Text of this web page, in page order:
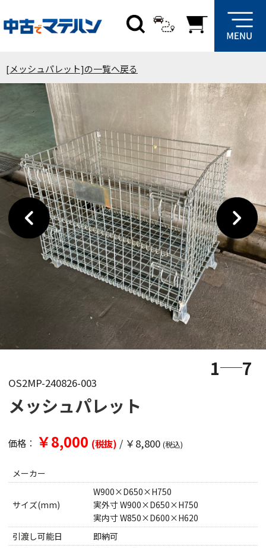
[メッシュパレット]の一覧へ戻る
1 7
OS2MP-240826-003
メッシュパレット
価格： ￥8,000 (税抜) / ￥8,800 (税込)
メーカー
サイズ(mm)
W900×D650×H750
実外寸 W900×D650×H750
実内寸 W850×D600×H620
引渡し可能日
即納可